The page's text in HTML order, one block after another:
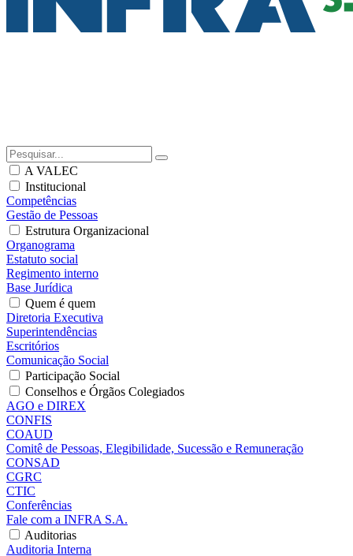
A VALEC
Institucional
Competências
Gestão de Pessoas
Estrutura Organizacional
Organograma
Estatuto social
Regimento interno
Base Jurídica
Quem é quem
Diretoria Executiva
Superintendências
Escritórios
Comunicação Social
Participação Social
Conselhos e Órgãos Colegiados
AGO e DIREX
CONFIS
COAUD
Comitê de Pessoas, Elegibilidade, Sucessão e Remuneração
CONSAD
CGRC
CTIC
Conferências
Fale com a INFRA S.A.
Auditorias
Auditoria Interna